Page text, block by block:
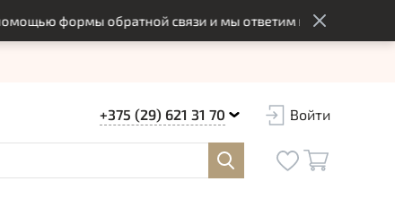
формы обратной связи и мы ответим вам в оптимальный
+375 (29) 621 31 70 Войти